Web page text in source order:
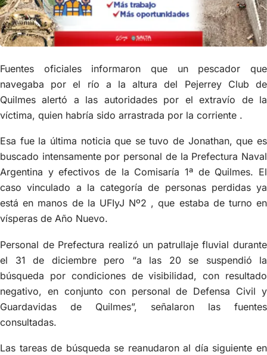
Fuentes oficiales informaron que un pescador que
navegaba por el río a la altura del Pejerrey Club de
Quilmes alertó a las autoridades por el extravío de la
víctima, quien habría sido arrastrada por la corriente .
Esa fue la última noticia que se tuvo de Jonathan, que es
buscado intensamente por personal de la Prefectura Naval
Argentina y efectivos de la Comisaría 1ª de Quilmes. El
caso vinculado a la categoría de personas perdidas ya
está en manos de la UFIyJ Nº2 , que estaba de turno en
vísperas de Año Nuevo.
Personal de Prefectura realizó un patrullaje fluvial durante
el 31 de diciembre pero “a las 20 se suspendió la
búsqueda por condiciones de visibilidad, con resultado
negativo, en conjunto con personal de Defensa Civil y
Guardavidas de Quilmes”, señalaron las fuentes
consultadas.
Las tareas de búsqueda se reanudaron al día siguiente en